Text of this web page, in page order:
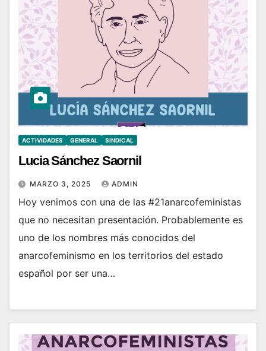
ACTIVIDADES GENERAL SINDICAL
Lucia Sánchez Saornil
MARZO 3, 2025 ADMIN
Hoy venimos con una de las #21anarcofeministas
que no necesitan presentación. Probablemente es
uno de los nombres más conocidos del
anarcofeminismo en los territorios del estado
español por ser una…